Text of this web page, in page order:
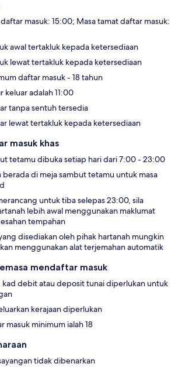
masuk: 15:00; Masa tamat daftar masuk:
awal tertakluk kepada ketersediaan
lewat tertakluk kepada ketersediaan
daftar masuk - 18 tahun
keluar adalah 11:00
tanpa sentuh tersedia
lewat tertakluk kepada ketersediaan
masuk khas
tetamu dibuka setiap hari dari 7:00 - 23:00
berada di meja sambut tetamu untuk masa
untuk tiba selepas 23:00, sila
lebih awal menggunakan maklumat
tempahan
disediakan oleh pihak hartanah mungkin
menggunakan alat terjemahan automatik
mendaftar masuk
kad debit atau deposit tunai diperlukan untuk
kerajaan diperlukan
masuk minimum ialah 18
tidak dibenarkan